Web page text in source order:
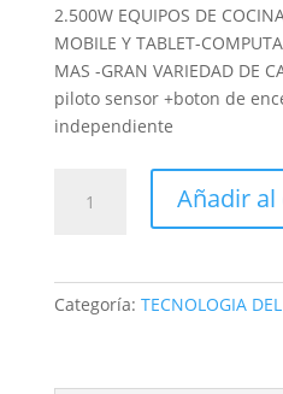
2.500W EQUIPOS DE
MOBILE Y TABLET-
MAS -GRAN VARIEDAD DE
piloto sensor +boton de
independiente
Regleta
2Universales
Añadir
Categoría: TECNOLOGIA